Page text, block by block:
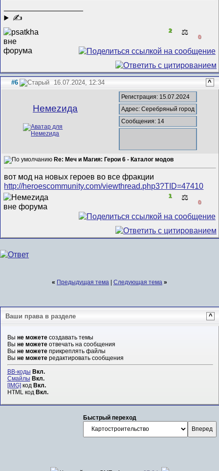
✍
2 ⚖️
0
#6 16.07.2024, 12:34 ^
Немеzида
Регистрация: 15.07.2024
Адрес: Серебряный город
Сообщения: 14
Re: Меч и Магия: Герои 6 - Каталог модов
вот мод на новых героев во все фракции
http://heroescommunity.com/viewthread.php3?TID=47410
1 ⚖️
0
« Предыдущая тема Следующая тема »
Ваши права в разделе ^
Вы не можетесоздавать темы
Вы не можетеотвечать на сообщения
Вы не можетеприкреплять файлы
Вы не можетередактировать сообщения
BB-коды Вкл.
Смайлы Вкл.
[IMG] код Вкл.
HTML код Вкл.
Быстрый переход